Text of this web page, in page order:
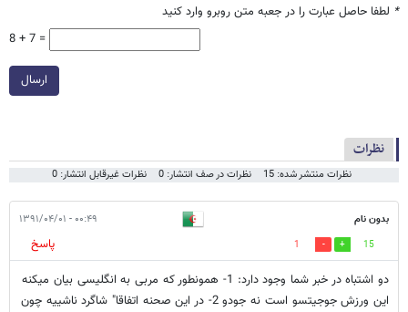
* لطفا حاصل عبارت را در جعبه متن روبرو وارد کنید
8 + 7 =
ارسال
نظرات
نظرات منتشر شده: 15 نظرات در صف انتشار: 0 نظرات غیرقابل انتشار: 0
بدون نام ۰۰:۴۹ - ۱۳۹۱/۰۴/۰۱
15
1
پاسخ
دو اشتباه در خبر شما وجود دارد: 1- همونطور که مربی به انگلیسی بیان میکنه
این ورزش جوجیتسو است نه جودو 2- در این صحنه اتفاقا" شاگرد ناشییه چون